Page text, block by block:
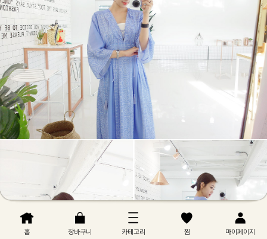
홈 장바구니 카테고리 찜 마이페이지